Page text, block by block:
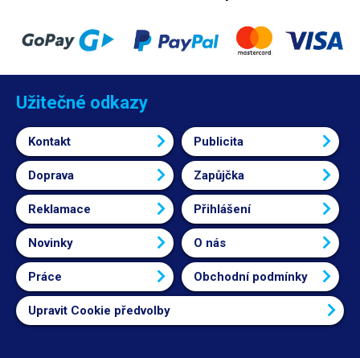
odehrává v uzavřené hadici a nedochází k žádnému styku kapaliny s
čerpadlem ani potrubím, lze přečerpávat jakékoliv kapaliny, včetně těch
předem nastavených dávek. Spínání a vypínání pumpy je manuální,
případně přes RS485. Pro menší průtoky - 0.007 - 380ml/min,
doporučujeme zvolit peristaltické čerpadlo SP-MiniPump-02. Pro
aplikace, kde jsou potřeba přesné dávky, nikoliv jen
čerpadlo, doporučujeme dávkovač TP-50, který umožňuje nastavení
dávek už od 0.5 mikrolitru nebo dávkovač GFK-160 pro dávky od 1ml -
3,5l.Pro přesné dávkování pomocí peristaltického čerpadla můžete
zakoupit Digitální časovač, kterým lze velmi přesně řídit velikost dávky.
Obsah balení: čerpadlo BT100M, hadice 2m #18, napájecí kabel, nožní
Užitečné odkazy
Kontakt Publicita
Doprava Zapůjčka
Reklamace Přihlášení
Novinky O nás
Práce Obchodní podmínky
Upravit Cookie předvolby